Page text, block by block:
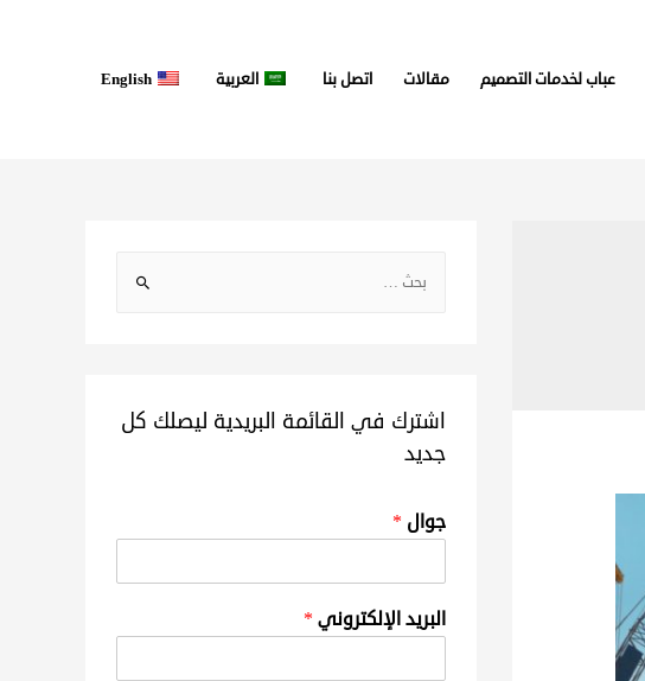
عباب لخدمات التصميم مقالات اتصل بنا العربية English
اشترك في القائمة البريدية ليصلك كل
جديد
جوال *
البريد الإلكتروني *